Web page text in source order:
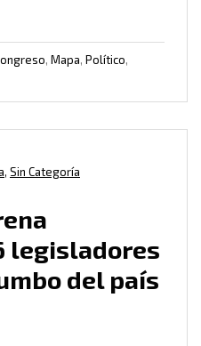
, Mapa, Político,
, Sin Categoría
legisladores
del país